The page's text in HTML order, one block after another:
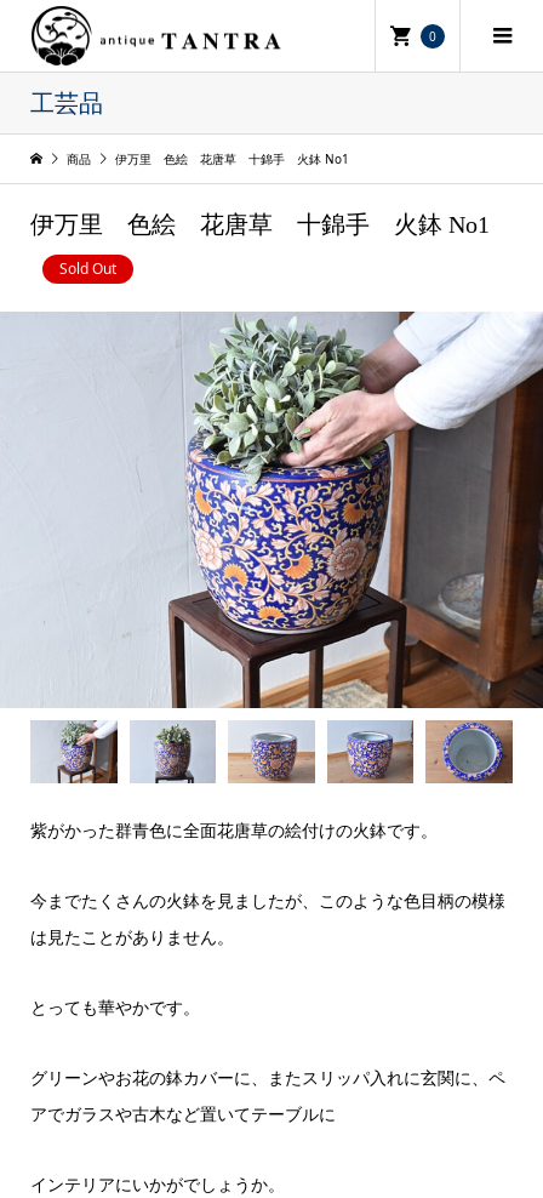
0
工芸品
商品 伊万里 色絵 花唐草 十錦手 火鉢 No1
伊万里 色絵 花唐草 十錦手 火鉢 No1
Sold Out
紫がかった群青色に全面花唐草の絵付けの火鉢です。
今までたくさんの火鉢を見ましたが、このような色目柄の模様
は見たことがありません。
とっても華やかです。
グリーンやお花の鉢カバーに、またスリッパ入れに玄関に、ペ
アでガラスや古木など置いてテーブルに
インテリアにいかがでしょうか。